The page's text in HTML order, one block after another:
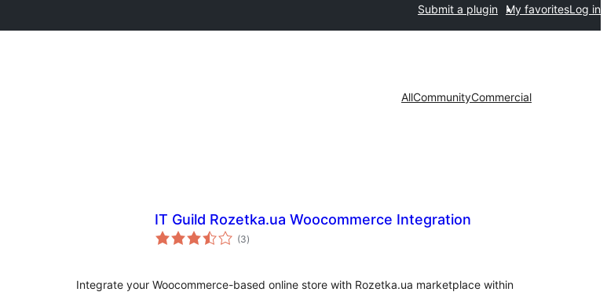
Submit a plugin My favoritesLog in
AllCommunityCommercial
IT Guild Rozetka.ua Woocommerce Integration
(3общо
оценки
)
Integrate your Woocommerce-based online store with Rozetka.ua marketplace within